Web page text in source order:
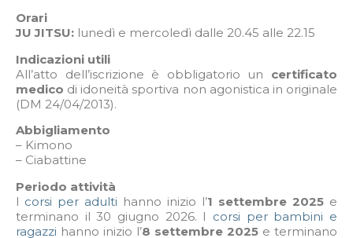
Orari
JU JITSU: lunedì e mercoledì dalle 20.45 alle 22.15
Indicazioni utili
All’atto dell’iscrizione è obbligatorio un certificato
medico di idoneità sportiva non agonistica in originale
(DM 24/04/2013).
Abbigliamento
– Kimono
– Ciabattine
Periodo attività
I corsi per adulti hanno inizio l’1 settembre 2025 e
terminano il 30 giugno 2026. I corsi per bambini e
ragazzi hanno inizio l’8 settembre 2025 e terminano